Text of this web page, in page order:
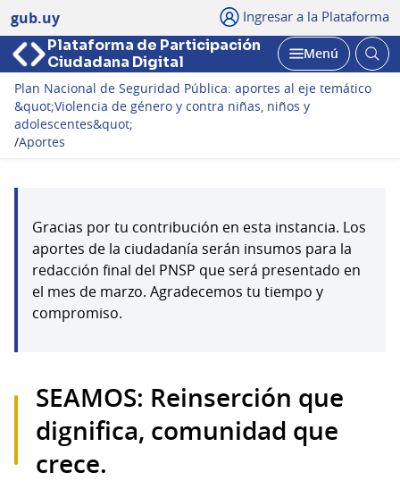
gub.uy Ingresar a la Plataforma
Plataforma de Participación
Ciudadana Digital
Abrir
Menú
Plan Nacional de Seguridad Pública: aportes al eje temático
&quot;Violencia de género y contra niñas, niños y
adolescentes&quot;
/Aportes
Gracias por tu contribución en esta instancia. Los
aportes de la ciudadanía serán insumos para la
redacción final del PNSP que será presentado en
el mes de marzo. Agradecemos tu tiempo y
compromiso.
SEAMOS: Reinserción que
dignifica, comunidad que
crece.